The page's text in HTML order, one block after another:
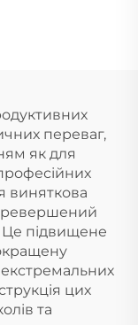
переваг,
як для
виняткова
Це підвищене
цих
та